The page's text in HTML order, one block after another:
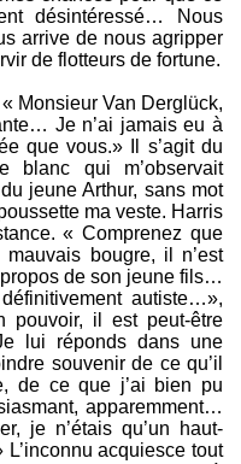
désintéressé… Nous
arrive de nous agripper
de flotteurs de fortune.
Monsieur Van Derglück,
Je n’ai jamais eu à
que vous.» Il s’agit du
blanc qui m’observait
jeune Arthur, sans mot
ma veste. Harris
« Comprenez que
bougre, il n’est
de son jeune fils…
autiste…»,
pouvoir, il est peut-être
lui réponds dans une
souvenir de ce qu’il
de ce que j’ai bien pu
apparemment…
je n’étais qu’un haut-
acquiesce tout